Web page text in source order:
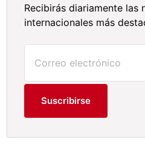
Recibirás diariamente las
internacionales más
Suscribirse